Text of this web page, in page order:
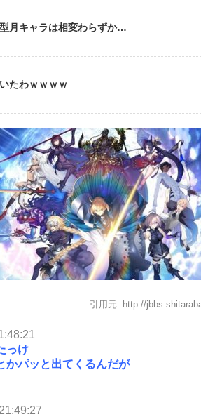
月キャラは相変わらずか…
たわｗｗｗｗ
引用元: http://
っけ
かパッと出てくるんだが